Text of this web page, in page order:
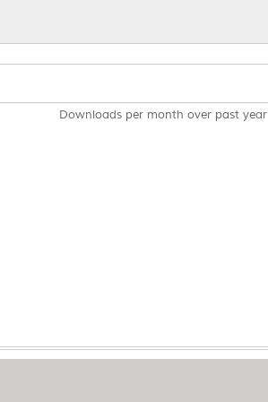
Downloads per month over past year